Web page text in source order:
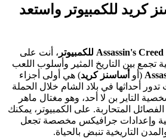
كريد للكمبيوتر واستعد
، أنت على
بين التاريخ المثير وأسلوب اللعب
(أو أساسنز كريد) هي أولى أجزاء
أحداثها في بلاد الشام خلال الحملة
التاير بن لا أحد، وهو مغتال ماهر
المتحاربة. على الكمبيوتر، يمكنك
وإعدادات جرافيكس مخصصة تجعل
التاريخية تنبض بالحياة.